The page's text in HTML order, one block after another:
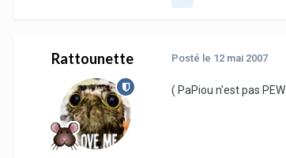
Rattounette Posté le 12 mai 2007
( PaPiou n'est pas PEW